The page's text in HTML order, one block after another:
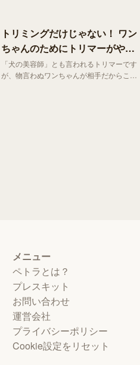
トリミングだけじゃない！ ワン
ちゃんのためにトリマーがやっ
ていること
「犬の美容師」とも言われるトリマーです
が、物言わぬワンちゃんが相手だからこ
メニュー
ペトラとは？
プレスキット
お問い合わせ
運営会社
プライバシーポリシー
Cookie設定をリセット